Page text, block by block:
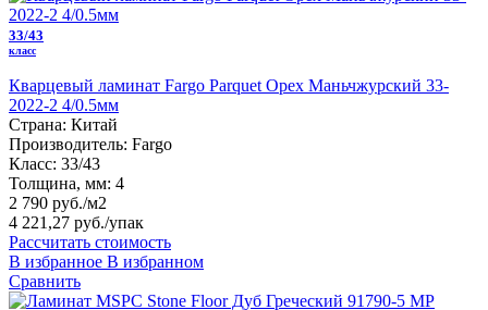
33/43
класс
Кварцевый ламинат Fargo Parquet Орех Маньчжурский 33-
2022-2 4/0.5мм
Страна: Китай
Производитель: Fargo
Класс: 33/43
Толщина, мм: 4
2 790 руб./м2
4 221,27 руб./упак
Рассчитать стоимость
В избранное В избранном
Сравнить